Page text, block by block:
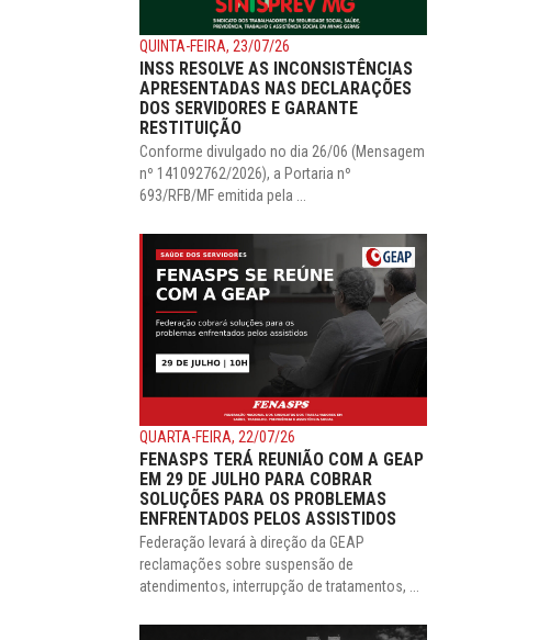
QUINTA-FEIRA, 23/07/26
INSS RESOLVE AS INCONSISTÊNCIAS
APRESENTADAS NAS DECLARAÇÕES
DOS SERVIDORES E GARANTE
RESTITUIÇÃO
Conforme divulgado no dia 26/06 (Mensagem
nº 141092762/2026), a Portaria nº
693/RFB/MF emitida pela ...
QUARTA-FEIRA, 22/07/26
FENASPS TERÁ REUNIÃO COM A GEAP
EM 29 DE JULHO PARA COBRAR
SOLUÇÕES PARA OS PROBLEMAS
ENFRENTADOS PELOS ASSISTIDOS
Federação levará à direção da GEAP
reclamações sobre suspensão de
atendimentos, interrupção de tratamentos, ...